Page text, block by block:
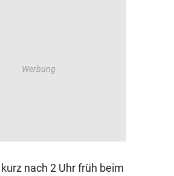
nach 2 Uhr früh beim